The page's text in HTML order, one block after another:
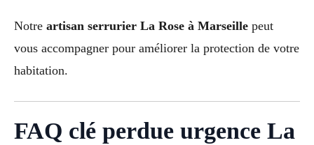
Notre artisan serrurier La Rose à Marseille peut
vous accompagner pour améliorer la protection de votre
habitation.
FAQ clé perdue urgence La